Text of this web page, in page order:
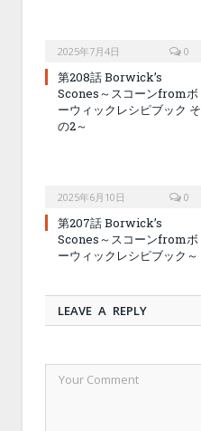
2025年7月4日 0
第208話 Borwick’s
Scones～スコーンfromボ
ーウィックレシピブック そ
の2～
2025年6月10日 0
第207話 Borwick’s
Scones～スコーンfromボ
ーウィックレシピブック～
LEAVE A REPLY